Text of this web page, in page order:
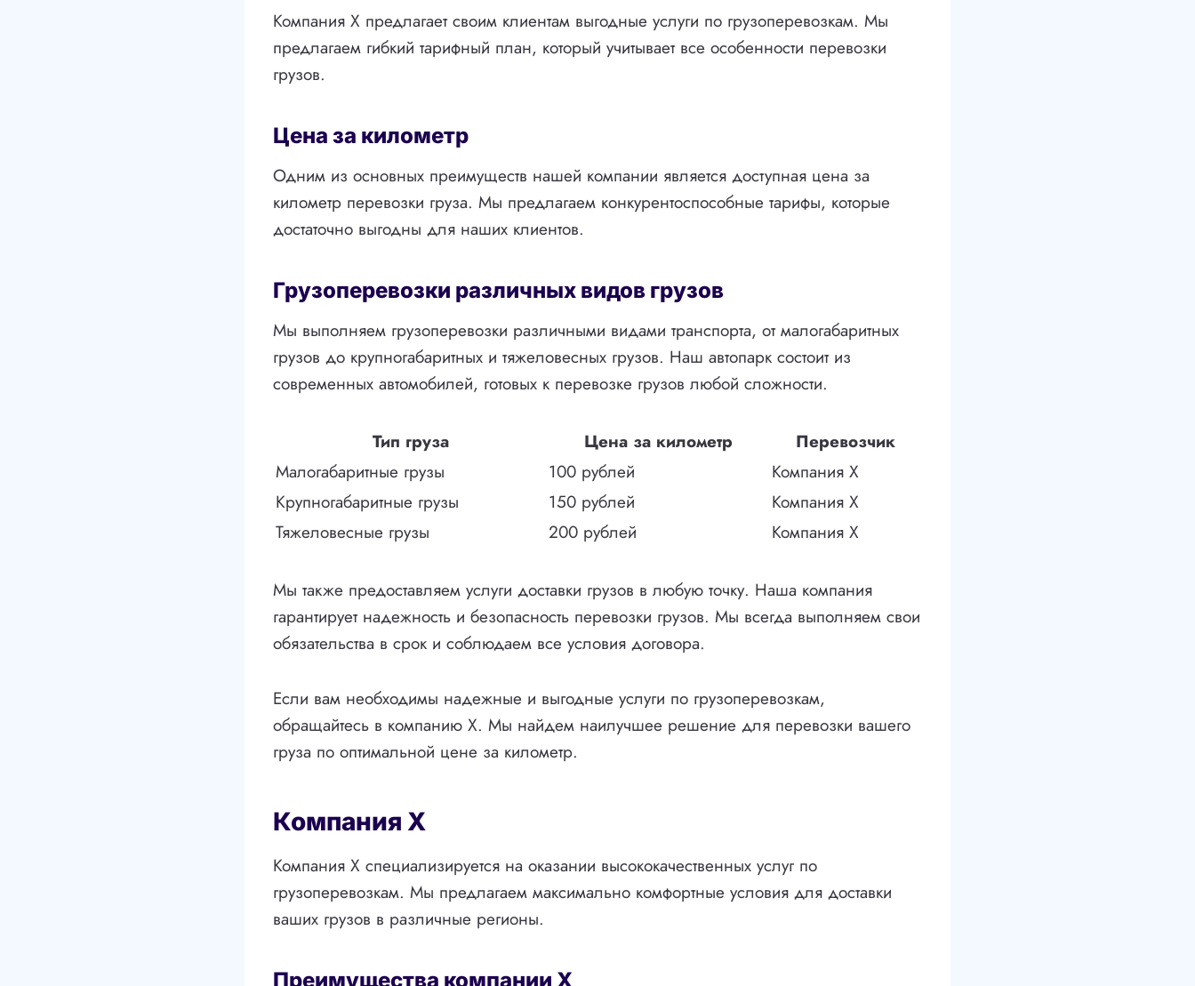
Компания X предлагает своим клиентам выгодные услуги по грузоперевозкам. Мы
предлагаем гибкий тарифный план, который учитывает все особенности перевозки
грузов.
Цена за километр
Одним из основных преимуществ нашей компании является доступная цена за
километр перевозки груза. Мы предлагаем конкурентоспособные тарифы, которые
достаточно выгодны для наших клиентов.
Грузоперевозки различных видов грузов
Мы выполняем грузоперевозки различными видами транспорта, от малогабаритных
грузов до крупногабаритных и тяжеловесных грузов. Наш автопарк состоит из
современных автомобилей, готовых к перевозке грузов любой сложности.
Тип груза Цена за километр
Перевозчик
Малогабаритные грузы
100 рублей
Компания X
Крупногабаритные грузы
150 рублей
Компания X
Тяжеловесные грузы
200 рублей Компания X
Мы также предоставляем услуги доставки грузов в любую точку. Наша компания
гарантирует надежность и безопасность перевозки грузов. Мы всегда выполняем свои
обязательства в срок и соблюдаем все условия договора.
Если вам необходимы надежные и выгодные услуги по грузоперевозкам,
обращайтесь в компанию X. Мы найдем наилучшее решение для перевозки вашего
груза по оптимальной цене за километр.
Компания X
Компания X специализируется на оказании высококачественных услуг по
грузоперевозкам. Мы предлагаем максимально комфортные условия для доставки
ваших грузов в различные регионы.
Преимущества компании X